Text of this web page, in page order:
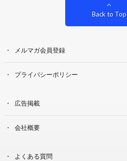
Back to Top
メルマガ会員登録
プライバシーポリシー
広告掲載
会社概要
よくある質問